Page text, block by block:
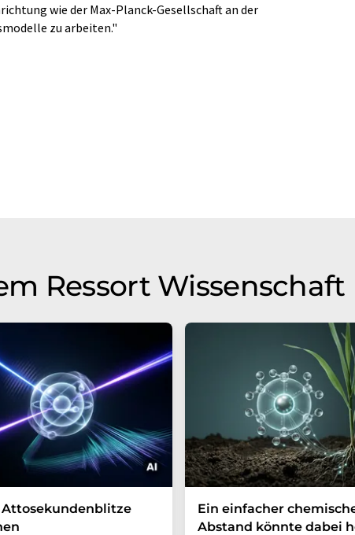
wie der Max-Planck-Gesellschaft an der
zu arbeiten."
Ressort Wissenschaft
Ein einfacher
Abstand könnte dabei